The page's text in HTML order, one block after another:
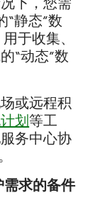
“静态”数
于收集、
“动态”数
或远程积
划等工
务中心协
需求的备件